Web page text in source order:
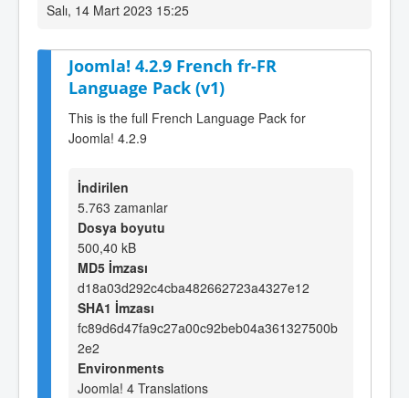
Salı, 14 Mart 2023 15:25
Joomla! 4.2.9 French fr-FR
Language Pack (v1)
This is the full French Language Pack for
Joomla! 4.2.9
İndirilen
5.763 zamanlar
Dosya boyutu
500,40 kB
MD5 İmzası
d18a03d292c4cba482662723a4327e12
SHA1 İmzası
fc89d6d47fa9c27a00c92beb04a361327500b
2e2
Environments
Joomla! 4 Translations